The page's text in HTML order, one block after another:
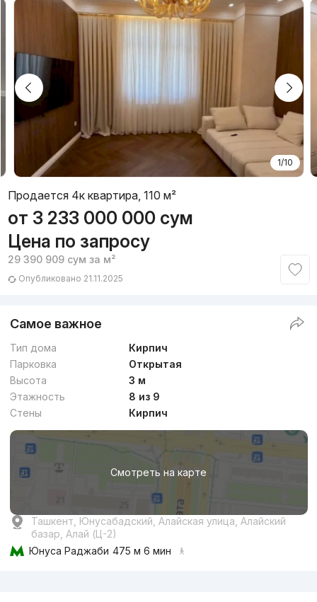
1/10
Продается 4к квартира, 110 м²
от 3 233 000 000 сум
Цена по запросу
29 390 909 сум за м²
Опубликовано 21.11.2025
Самое важное
Тип дома
Кирпич
Парковка
Открытая
Высота
3 м
Этажность
8 из 9
Стены
Кирпич
Смотреть на карте
Ташкент, Юнусабадский, Алайская улица, Алайский
базар, Алай (Ц-2)
Юнуса Раджаби 475 м 6 мин